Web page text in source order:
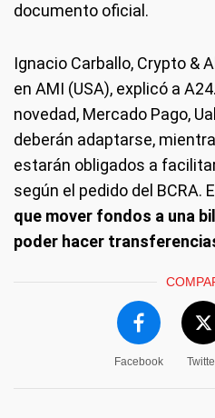
documento oficial.
Ignacio Carballo, Crypto &
en AMI (USA), explicó a
novedad, Mercado Pago,
deberán adaptarse,
estarán obligados a
según el pedido del BCRA.
que mover fondos a una
poder hacer
Facebook